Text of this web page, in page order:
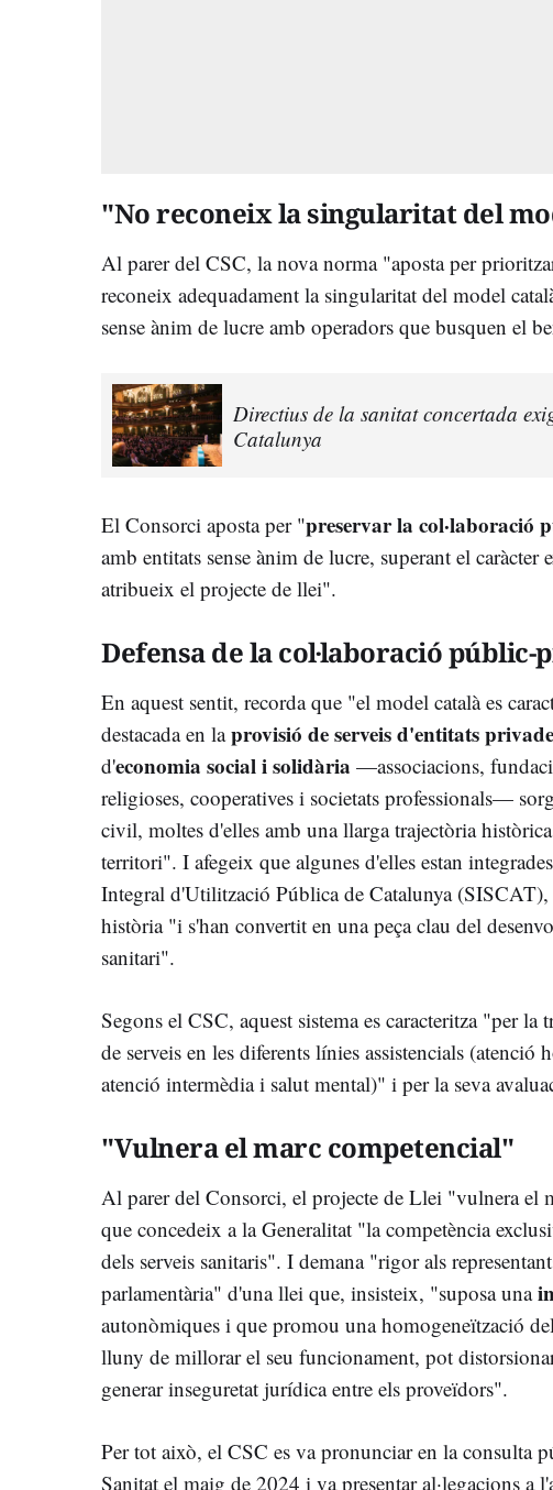
"No reconeix la singularitat del
Al parer del CSC, la nova norma "aposta per
reconeix adequadament la singularitat del model
sense ànim de lucre amb operadors que busquen el
Directius de la sanitat concertada
Catalunya
El Consorci aposta per "preservar la col·laboració
amb entitats sense ànim de lucre, superant el
atribueix el projecte de llei".
Defensa de la col·laboració públic-
En aquest sentit, recorda que "el model català es
destacada en laprovisió de serveis d'entitats
d'economia social i solidària —associacions,
religioses, cooperatives i societats professionals—
civil, moltes d'elles amb una llarga trajectòria
territori". I afegeix que algunes d'elles estan
Integral d'Utilització Pública de Catalunya
història "i s'han convertit en una peça clau del
sanitari".
Segons el CSC, aquest sistema es caracteritza "per la
de serveis en les diferents línies assistencials (atenció
atenció intermèdia i salut mental)" i per la seva
"Vulnera el marc competencial"
Al parer del Consorci, el projecte de Llei "vulnera el
que concedeix a la Generalitat "la competència
dels serveis sanitaris". I demana "rigor als
parlamentària" d'una llei que, insisteix, "suposa una
autonòmiques i que promou una homogeneïtzació
lluny de millorar el seu funcionament, pot
generar inseguretat jurídica entre els proveïdors".
Per tot això, el CSC es va pronunciar en la consulta
Sanitat el maig de 2024 i va presentar al·legacions a